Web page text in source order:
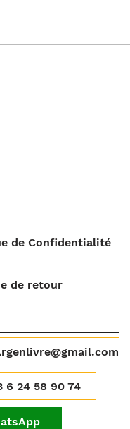
de Confidentialité
de retour
6 24 58 90 74